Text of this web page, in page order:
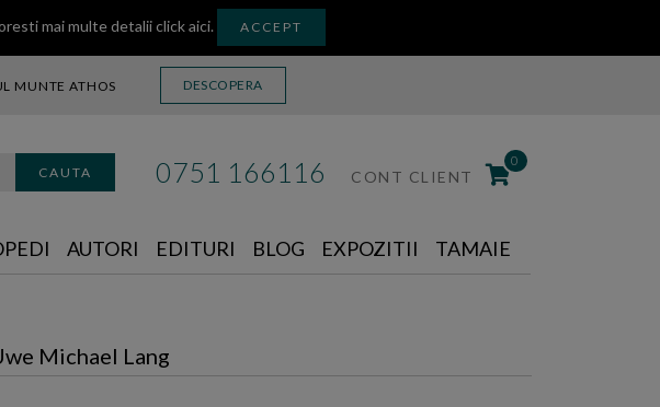
mai multe detaliiclick aici. ACCEPT
MUNTE ATHOS DESCOPERA
CAUTA 0751 166116 CONT CLIENT
0
AUTORI EDITURI BLOG EXPOZITII TAMAIE
Michael Lang